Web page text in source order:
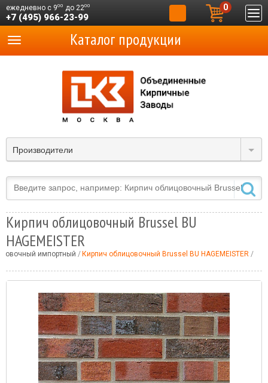
ежедневно с 900 до 2200
+7 (495) 966-23-99
0
Производители
Каталог продукции
Кирпич облицовочный Brussel BU
HAGEMEISTER
импортный Кирпич облицовочный Brussel BU HAGEMEISTER